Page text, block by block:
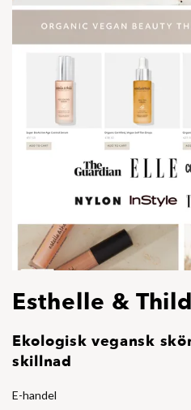
Esthelle & Thild
Ekologisk vegansk
skillnad
E-handel